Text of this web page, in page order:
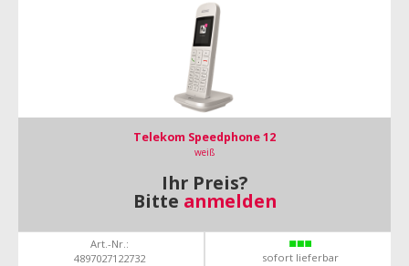
Telekom Speedphone 12
weiß
Ihr Preis?
Bitte anmelden
Art.-Nr.:
4897027122732
sofort lieferbar